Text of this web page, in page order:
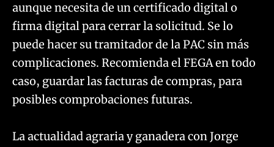
aunque necesita de un certificado digital o
firma digital para cerrar la solicitud. Se lo
puede hacer su tramitador de la PAC sin más
complicaciones. Recomienda el FEGA en todo
caso, guardar las facturas de compras, para
posibles comprobaciones futuras.
La actualidad agraria y ganadera con Jorge